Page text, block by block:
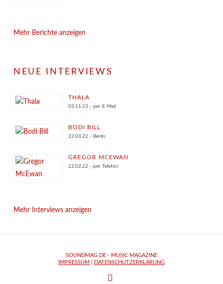
Mehr Berichte anzeigen
NEUE INTERVIEWS
THALA
03.11.23 - per E-Mail
BODI BILL
22.03.22 - Berlin
GREGOR MCEWAN
22.02.22 - per Telefon
Mehr Interviews anzeigen
SOUNDMAG.DE - MUSIC MAGAZINE
IMPRESSUM
DATENSCHUTZERKLÄRUNG